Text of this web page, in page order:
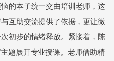
的本子统一交由培训老师，这
互助交流提供了依据，更让微
初步的情绪释放。紧接着，陈
题展开专业授课。老师借助精